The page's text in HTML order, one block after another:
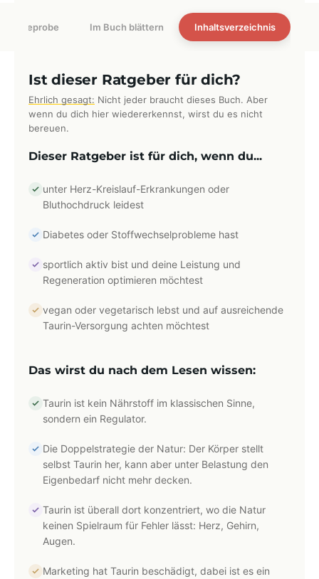
Leseprobe Im Buch blättern Inhaltsverzeichnis
Ist dieser Ratgeber für dich?
Ehrlich gesagt: Nicht jeder braucht dieses Buch. Aber
wenn du dich hier wiedererkennst, wirst du es nicht
bereuen.
Dieser Ratgeber ist für dich, wenn du...
unter Herz-Kreislauf-Erkrankungen oder
Bluthochdruck leidest
Diabetes oder Stoffwechselprobleme hast
sportlich aktiv bist und deine Leistung und
Regeneration optimieren möchtest
vegan oder vegetarisch lebst und auf ausreichende
Taurin-Versorgung achten möchtest
Das wirst du nach dem Lesen wissen:
Taurin ist kein Nährstoff im klassischen Sinne,
sondern ein Regulator.
Die Doppelstrategie der Natur: Der Körper stellt
selbst Taurin her, kann aber unter Belastung den
Eigenbedarf nicht mehr decken.
Taurin ist überall dort konzentriert, wo die Natur
keinen Spielraum für Fehler lässt: Herz, Gehirn,
Augen.
Marketing hat Taurin beschädigt, dabei ist es ein